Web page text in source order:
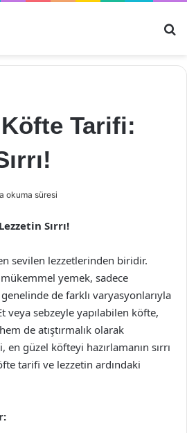
Tarifi:
okuma süresi
Sırrı!
sevilen lezzetlerinden biridir.
yemek, sadece
de farklı varyasyonlarıyla
veya sebzeyle yapılabilen köfte,
de atıştırmalık olarak
en güzel köfteyi hazırlamanın sırrı
tarifi ve lezzetin ardındaki